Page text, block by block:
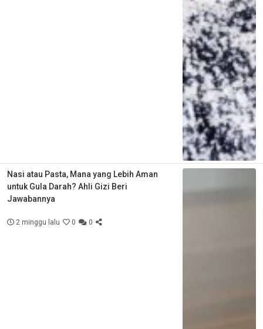
Nasi atau Pasta, Mana yang Lebih Aman
untuk Gula Darah? Ahli Gizi Beri
Jawabannya
2 minggu lalu 0 0